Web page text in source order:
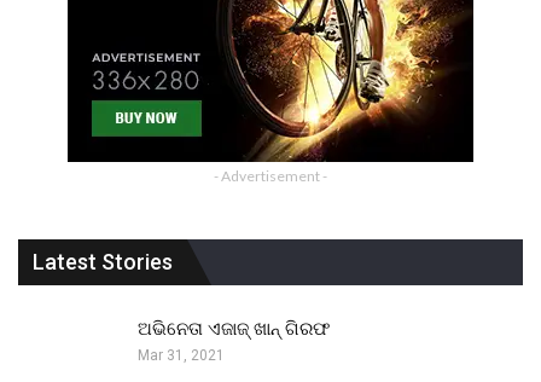
- Advertisement -
Latest Stories
ଅଭିନେତା ଏଜାଜ୍ ଖାନ୍ ଗିରଫ
Mar 31, 2021